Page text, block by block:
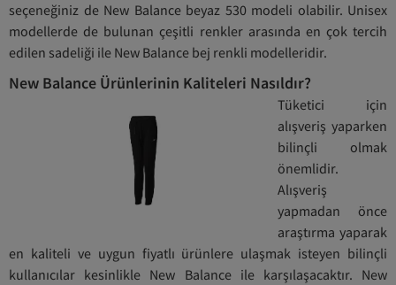
seçeneğiniz de New Balance beyaz 530 modeli olabilir. Unisex
modellerde de bulunan çeşitli renkler arasında en çok tercih
edilen sadeliği ile New Balance bej renkli modelleridir.
New Balance Ürünlerinin Kaliteleri Nasıldır?
Tüketici için
alışveriş yaparken
bilinçli olmak
önemlidir.
Alışveriş
yapmadan önce
araştırma yaparak
en kaliteli ve uygun fiyatlı ürünlere ulaşmak isteyen bilinçli
kullanıcılar kesinlikle New Balance ile karşılaşacaktır. New